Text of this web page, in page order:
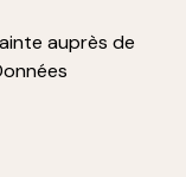
auprès de